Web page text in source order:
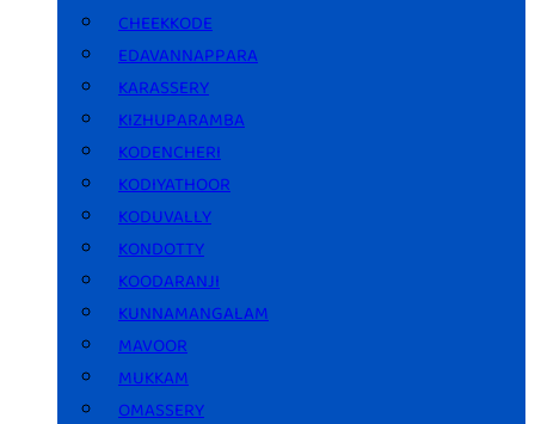
CHEEKKODE
EDAVANNAPPARA
KARASSERY
KIZHUPARAMBA
KODENCHERI
KODIYATHOOR
KODUVALLY
KONDOTTY
KOODARANJI
KUNNAMANGALAM
MAVOOR
MUKKAM
OMASSERY